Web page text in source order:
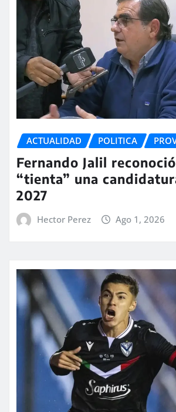
ACTUALIDAD POLITICA
Fernando Jalil
“tienta” una
2027
Hector Perez Ago 1, 2026